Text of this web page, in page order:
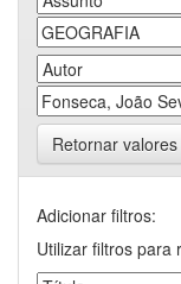
Retornar valores
Adicionar filtros:
Utilizar filtros para